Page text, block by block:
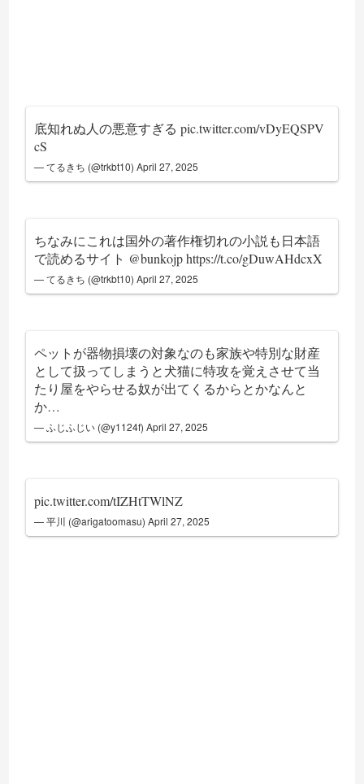
底知れぬ人の悪意すぎるpic.twitter.com/vDyEQSPV
cS
— てるきち (@trkbt10)April 27, 2025
ちなみにこれは国外の著作権切れの小説も日本語
で読めるサイト @bunkojp https://t.co/gDuwAHdcxX
— てるきち (@trkbt10)April 27, 2025
ペットが器物損壊の対象なのも家族や特別な財産
として扱ってしまうと犬猫に特攻を覚えさせて当
たり屋をやらせる奴が出てくるからとかなんと
か…
— ふじふじい (@y1124f)April 27, 2025
pic.twitter.com/tIZHtTWlNZ
— 平川 (@arigatoomasu)April 27, 2025